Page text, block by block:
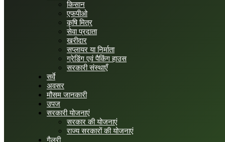
किसान
एफपीओ
कृषि मित्र
सेवा प्रदाता
खरीदार
सप्लायर या निर्माता
ग्रेडिंग एवं पैकिंग हाउस
सरकारी संस्थाएँ
सर्वे
अवसर
मौसम जानकारी
उपज
सरकारी योजनाएं
सरकार की योजनाएं
राज्य सरकारों की योजनाएं
गैलरी